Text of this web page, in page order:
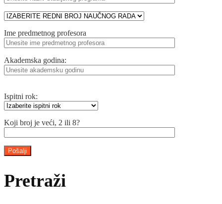
Ime predmetnog profesora
Akademska godina:
Ispitni rok:
Koji broj je veći, 2 ili 8?
Pretraži